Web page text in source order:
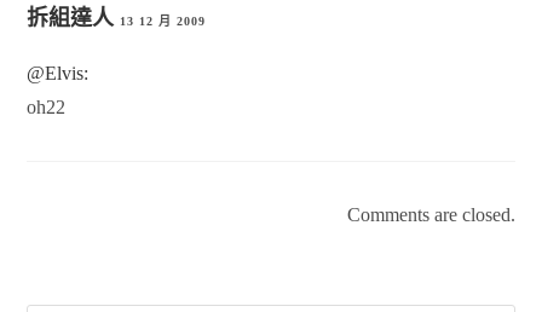
拆組達人 13 12 月 2009
@Elvis:
oh22
Comments are closed.